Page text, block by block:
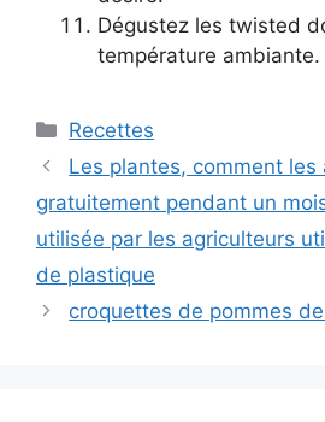
Dégustez les twisted
température
Categories
Recettes
Les plantes, comment les
gratuitement pendant un
utilisée par les agriculteurs
de plastique
croquettes de pommes